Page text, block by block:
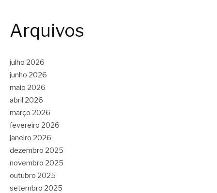
Arquivos
julho 2026
junho 2026
maio 2026
abril 2026
março 2026
fevereiro 2026
janeiro 2026
dezembro 2025
novembro 2025
outubro 2025
setembro 2025